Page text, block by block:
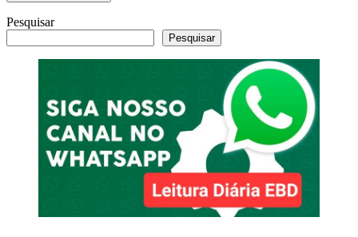
Pesquisar
Pesquisar